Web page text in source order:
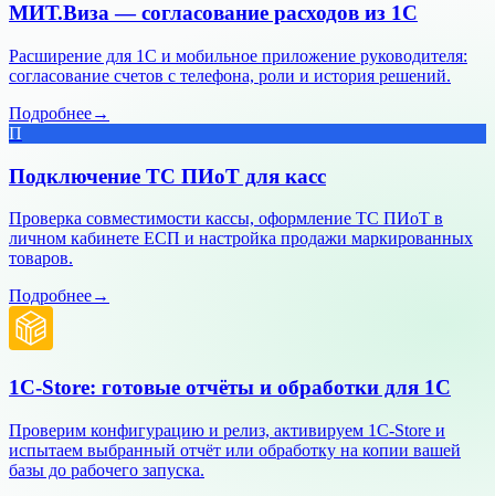
МИТ.Виза — согласование расходов из 1С
Расширение для 1С и мобильное приложение руководителя:
согласование счетов с телефона, роли и история решений.
Подробнее→
П
Подключение ТС ПИоТ для касс
Проверка совместимости кассы, оформление ТС ПИоТ в
личном кабинете ЕСП и настройка продажи маркированных
товаров.
Подробнее→
1C-Store: готовые отчёты и обработки для 1С
Проверим конфигурацию и релиз, активируем 1C-Store и
испытаем выбранный отчёт или обработку на копии вашей
базы до рабочего запуска.